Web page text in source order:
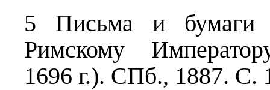
5 Письма и
Римскому
1696 г.). СПб., 1887. С.